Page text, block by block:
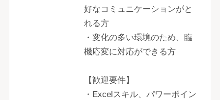
好なコミュニケーションがと
れる方
・変化の多い環境のため、臨
機応変に対応ができる方
【歓迎要件】
・Excelスキル、パワーポイン